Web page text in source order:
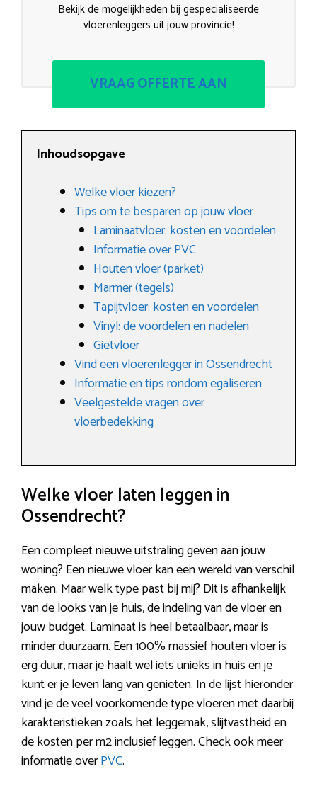
Bekijk de mogelijkheden bij gespecialiseerde
vloerenleggers uit jouw provincie!
VRAAG OFFERTE AAN
Inhoudsopgave
Welke vloer kiezen?
Tips om te besparen op jouw vloer
Laminaatvloer: kosten en voordelen
Informatie over PVC
Houten vloer (parket)
Marmer (tegels)
Tapijtvloer: kosten en voordelen
Vinyl: de voordelen en nadelen
Gietvloer
Vind een vloerenlegger in Ossendrecht
Informatie en tips rondom egaliseren
Veelgestelde vragen over
vloerbedekking
Welke vloer laten leggen in
Ossendrecht?
Een compleet nieuwe uitstraling geven aan jouw
woning? Een nieuwe vloer kan een wereld van verschil
maken. Maar welk type past bij mij? Dit is afhankelijk
van de looks van je huis, de indeling van de vloer en
jouw budget. Laminaat is heel betaalbaar, maar is
minder duurzaam. Een 100% massief houten vloer is
erg duur, maar je haalt wel iets unieks in huis en je
kunt er je leven lang van genieten. In de lijst hieronder
vind je de veel voorkomende type vloeren met daarbij
karakteristieken zoals het leggemak, slijtvastheid en
de kosten per m2 inclusief leggen. Check ook meer
informatie overPVC.